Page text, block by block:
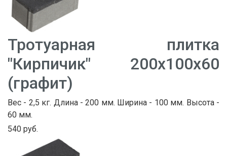
Тротуарная плитка
"Кирпичик" 200х100х60
(графит)
Вес - 2,5 кг. Длина - 200 мм. Ширина - 100 мм. Высота -
60 мм.
540 руб.